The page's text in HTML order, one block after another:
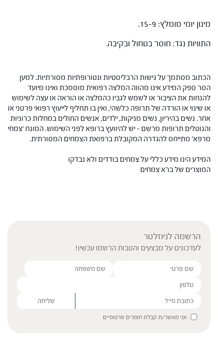
מינון יומי מומלץ: 15-9.
התוויות נגד: חוסר בטחול ובקיבה.
הכתוב מסתמך על גישות הרבליסטיות ונטורופתיות מסורתיות. למען
הסר ספק המידע אינו מהווה המלצה רפואית מוסמכת ואינו מיועד
להנחות את הציבור או לשמש לגביו כהמלצה או הוראה או עצה לשימוש
או שינוי או הורדה של תרופה כלשהי, ואין בו תחליף לייעוץ רפואי פרטני או
אחר. נשים בהיריון, נשים מניקות, ילדים, אנשים החולים במחלות כרוניות
והנוטלים תרופות מרשם – יש להיוועץ ברופא לפני השימוש. המונח 'צמחי
מרפא' מתייחס להגדרה המקובלת ברפואת הצמחים המסורתית.
המידע הינו מידע כללי על צמחים בודדים ולא נבדקו
המוצרים של ברא צמחים
הרשמה לניוזלטר
לעדכונים על מבצעים והטבות הרשמו עכשיו!
Please leave this field empty.
אני מאשר/ת קבלת חומרים פרסומיים